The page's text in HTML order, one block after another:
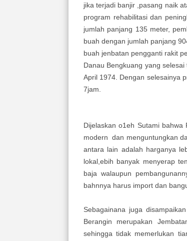
jika terjadi banjir ,pasang naik
program rehabilitasi dan
jumlah panjang 135 meter,
buah dengan jumlah panjang
buah jenbatan pengganti rakit
Danau Bengkuang yang
April 1974. Dengan selesainya
7jam.
Dijelaskan o1eh Sutami
modern dan menguntungkan
antara lain adalah harganya
lokal,ebih banyak menyerap
baja walaupun
bahnnya harus import dan
Sebagainana juga
Berangin merupakan
sehingga tidak memerlukan